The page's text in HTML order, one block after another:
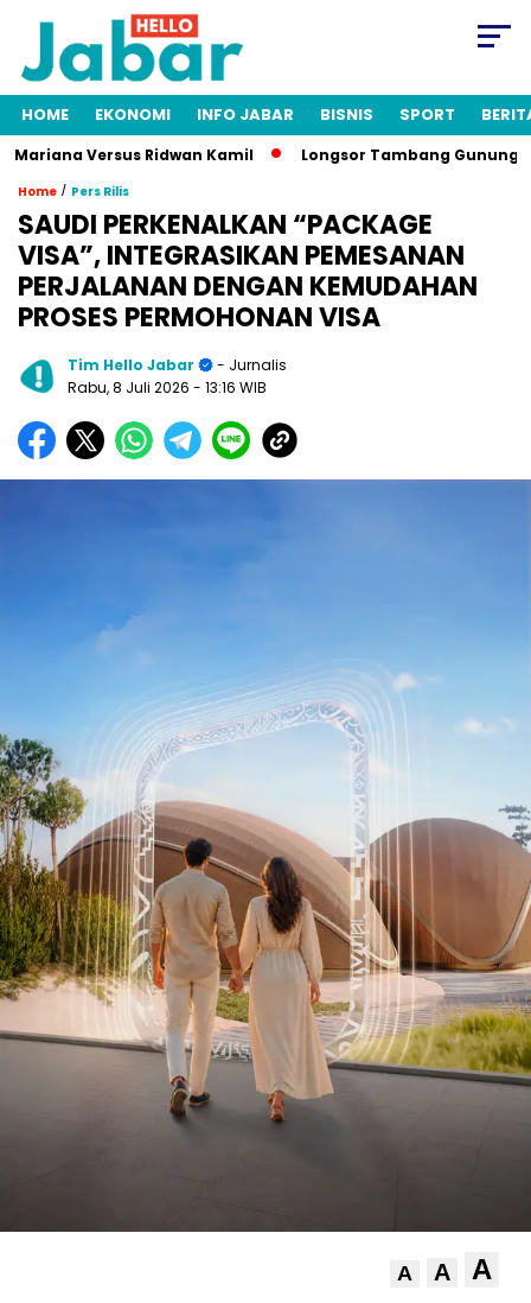
HOME EKONOMI INFO JABAR BISNIS SPORT
Versus Ridwan Kamil Longsor Tambang Gunung Kuda
Home / Pers Rilis
SAUDI PERKENALKAN “PACKAGE
VISA”, INTEGRASIKAN PEMESANAN
PERJALANAN DENGAN KEMUDAHAN
PROSES PERMOHONAN VISA
Tim Hello Jabar
- Jurnalis
Rabu, 8 Juli 2026 - 13:16 WIB
A A A